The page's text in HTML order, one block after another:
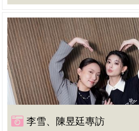
李雪、陳昱廷專訪